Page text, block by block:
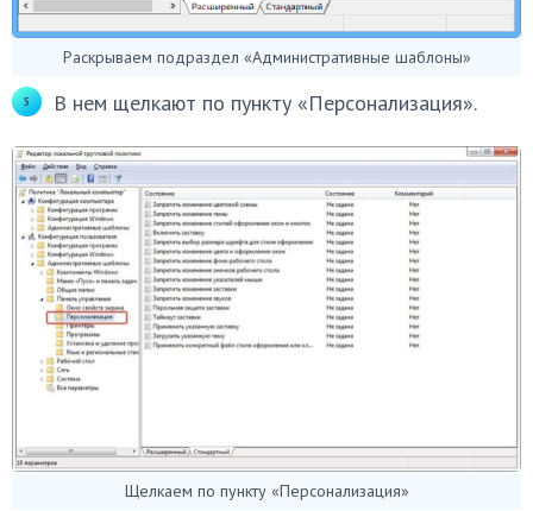
Раскрываем подраздел «Административные шаблоны»
В нем щелкают по пункту «Персонализация».
Щелкаем по пункту «Персонализация»